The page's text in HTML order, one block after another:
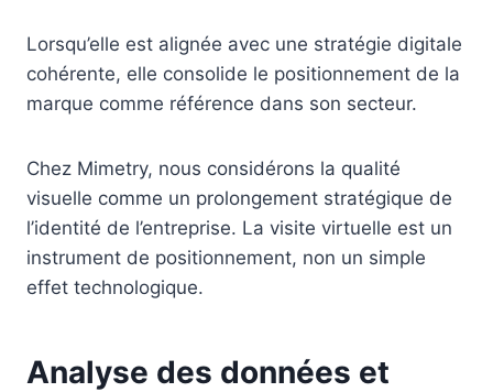
Lorsqu’elle est alignée avec une stratégie digitale
cohérente, elle consolide le positionnement de la
marque comme référence dans son secteur.
Chez Mimetry, nous considérons la qualité
visuelle comme un prolongement stratégique de
l’identité de l’entreprise. La visite virtuelle est un
instrument de positionnement, non un simple
effet technologique.
Analyse des données et